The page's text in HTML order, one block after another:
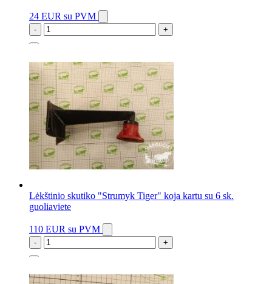
24 EUR su PVM
- +
Lėkštinio skutiko "Strumyk Tiger" koja kartu su 6 sk.
guoliaviete
110 EUR su PVM
- +